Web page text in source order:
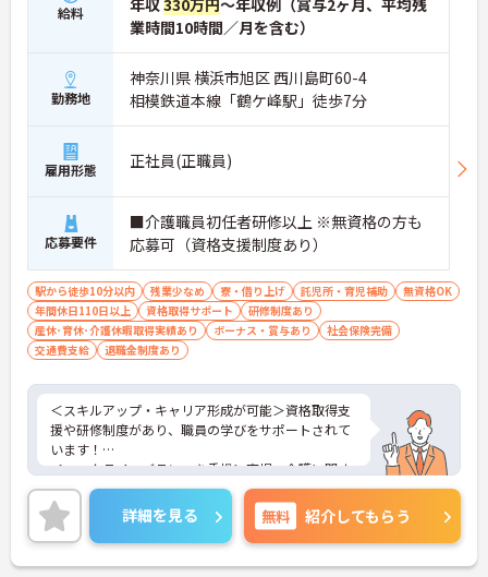
給料
業時間10時間／月を含む）
勤務地
神奈川県 横浜市旭区 西川島町60-4
相模鉄道本線「鶴ケ峰駅」徒歩7分
雇用形態 正社員(正職員)
応募要件
■介護職員初任者研修以上 ※無資格の方も
応募可（資格支援制度あり）
駅から徒歩10分以内 残業少なめ 寮・借り上げ 託児所・育児補助
無資格OK
年間休日110日以上
資格取得サポート
研修制度あり
産休･育休･介護休暇取得実績あり
ボーナス・賞与あり
社会保険完備
交通費支給
退職金制度あり
＜スキルアップ・キャリア形成が可能＞資格取得支
援や研修制度があり、職員の学びをサポートされて
います！
＜ワークライフバランスを重視＞育児・介護に関す
る制度や社宅制度、各種手当など、長く安心して働
きやすい環境が整っています。
＜寄り添ったケアの実施＞利用者さまに深く寄り添
ったサービスの提供を目指し、職員の専門性を高め
るような人材育成にも注力されています。
詳細を見る 無料 紹介してもらう